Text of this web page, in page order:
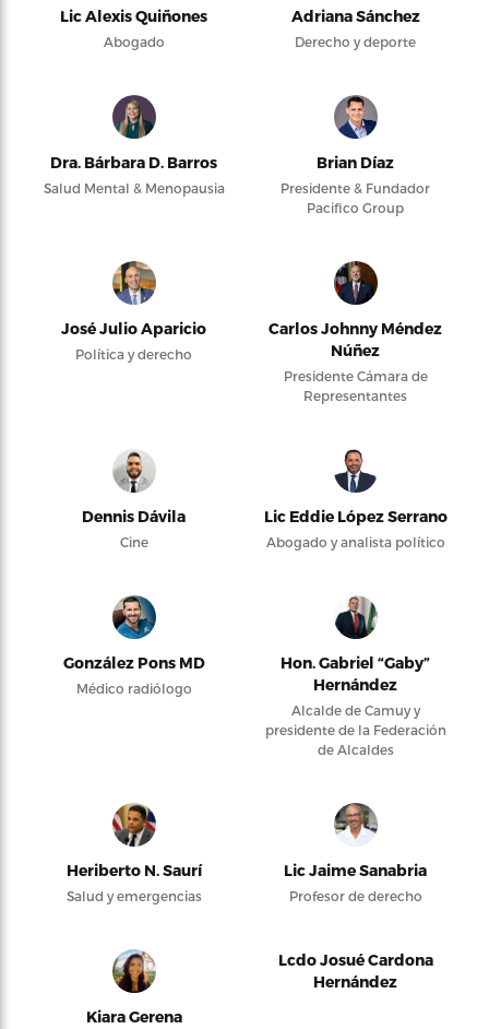
Lic Alexis Quiñones
Abogado
Adriana Sánchez
Derecho y deporte
Dra. Bárbara D. Barros
Salud Mental & Menopausia
Brian Díaz
Presidente & Fundador
Pacifico Group
José Julio Aparicio
Política y derecho
Carlos Johnny Méndez
Núñez
Presidente Cámara de
Representantes
Dennis Dávila
Cine
Lic Eddie López Serrano
Abogado y analista político
González Pons MD
Médico radiólogo
Hon. Gabriel “Gaby”
Hernández
Alcalde de Camuy y
presidente de la Federación
de Alcaldes
Heriberto N. Saurí
Salud y emergencias
Lic Jaime Sanabria
Profesor de derecho
Kiara Gerena
Lcdo Josué Cardona
Hernández